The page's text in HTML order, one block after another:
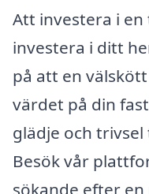
Att investera i
investera i ditt
på att en
värdet på din
glädje och
Besök vår
sökande efter